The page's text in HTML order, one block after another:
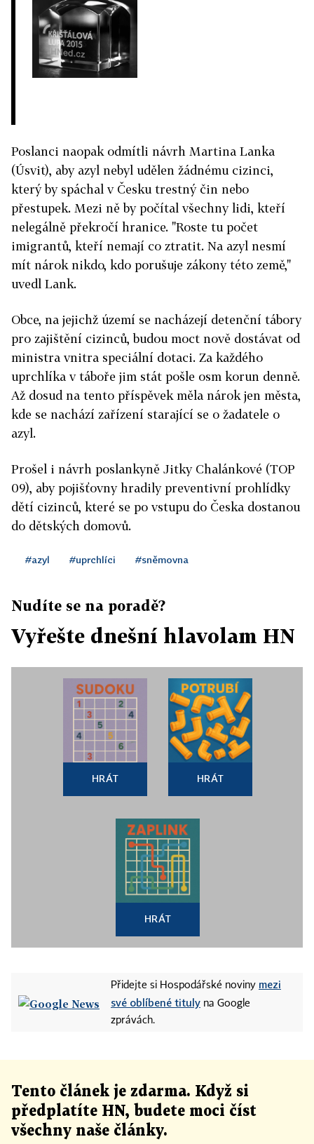
Poslanci naopak odmítli návrh Martina Lanka
(Úsvit), aby azyl nebyl udělen žádnému cizinci,
který by spáchal v Česku trestný čin nebo
přestupek. Mezi ně by počítal všechny lidi, kteří
nelegálně překročí hranice. "Roste tu počet
imigrantů, kteří nemají co ztratit. Na azyl nesmí
mít nárok nikdo, kdo porušuje zákony této země,"
uvedl Lank.
Obce, na jejichž území se nacházejí detenční tábory
pro zajištění cizinců, budou moct nově dostávat od
ministra vnitra speciální dotaci. Za každého
uprchlíka v táboře jim stát pošle osm korun denně.
Až dosud na tento příspěvek měla nárok jen města,
kde se nachází zařízení starající se o žadatele o
azyl.
Prošel i návrh poslankyně Jitky Chalánkové (TOP
09), aby pojišťovny hradily preventivní prohlídky
dětí cizinců, které se po vstupu do Česka dostanou
do dětských domovů.
#azyl #uprchlíci #sněmovna
Nudíte se na poradě?
Vyřešte dnešní hlavolam HN
HRÁT HRÁT
HRÁT
Přidejte si Hospodářské noviny mezi
své oblíbené tituly na Google
zprávách.
Tento článek je zdarma. Když si
předplatíte HN, budete moci číst
všechny naše články.